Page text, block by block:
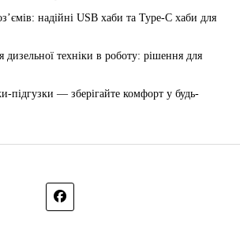
надійні USB хаби та Type-C хаби для
техніки в роботу: рішення для
підгузки — зберігайте комфорт у будь-